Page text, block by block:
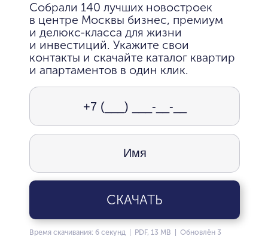
Собрали 140 лучших новостроек
в центре Москвы бизнес, премиум
и делюкс-класса для жизни
и инвестиций. Укажите свои
контакты и скачайте каталог квартир
и апартаментов в один клик.
СКАЧАТЬ
Время скачивания: 6 секунд | PDF, 13 MB | Обновлён 3